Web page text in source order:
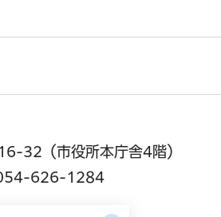
32（市役所本庁舎4階）
054-626-1284